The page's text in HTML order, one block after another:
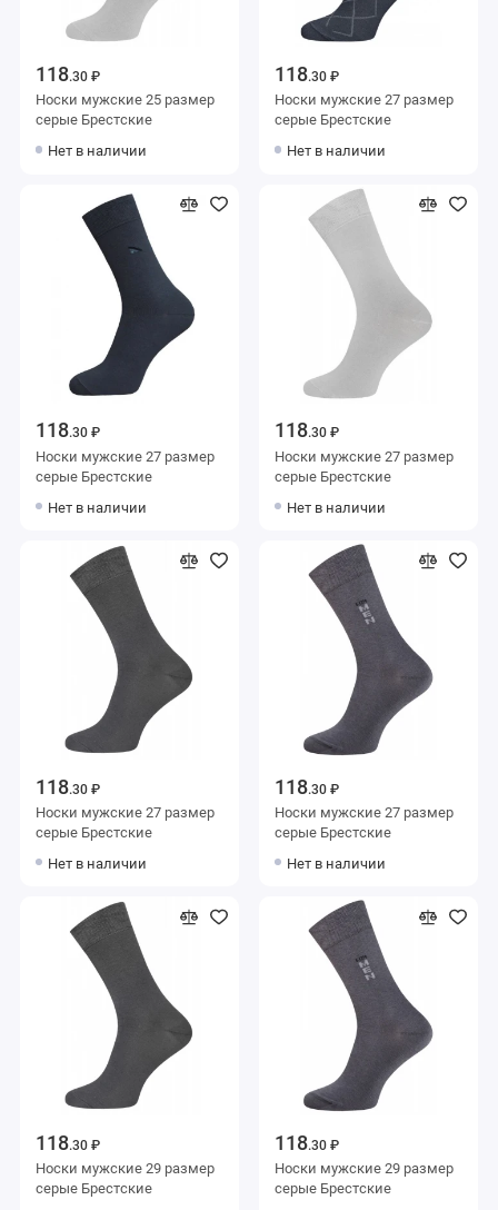
118.30 ₽
Носки мужские 25 размер
серые Брестские
Нет в наличии
118.30 ₽
Носки мужские 27 размер
серые Брестские
Нет в наличии
118.30 ₽
Носки мужские 27 размер
серые Брестские
Нет в наличии
118.30 ₽
Носки мужские 27 размер
серые Брестские
Нет в наличии
118.30 ₽
Носки мужские 27 размер
серые Брестские
Нет в наличии
118.30 ₽
Носки мужские 27 размер
серые Брестские
Нет в наличии
118.30 ₽
Носки мужские 29 размер
серые Брестские
118.30 ₽
Носки мужские 29 размер
серые Брестские